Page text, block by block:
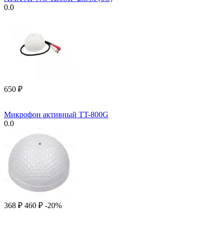
0.0
‍650‍ ₽
Микрофон активный TT-800G
0.0
‍368‍ ₽ ‍460‍ ₽ -20%